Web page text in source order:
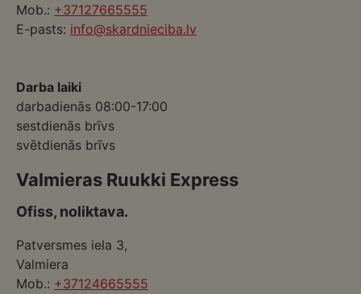
Mob.: +37127665555
E-pasts: info@skardnieciba.lv
Darba laiki
darbadienās 08:00-17:00
sestdienās brīvs
svētdienās brīvs
Valmieras Ruukki Express
Ofiss, noliktava.
Patversmes iela 3,
Valmiera
Mob.: +37124665555